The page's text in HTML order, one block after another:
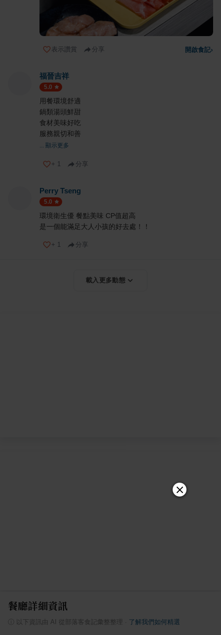
表示讚賞 分享 開啟食記›
福晉吉祥
5.0
用餐環境舒適
鍋類湯頭鮮甜
食材美味好吃
服務親切和善
... 顯示更多
+ 1 分享
Perry Tseng
5.0
環境衛生優 餐點美味 CP值超高
是一個能滿足大人小孩的好去處！！
+ 1 分享
載入更多動態
餐廳詳細資訊
ⓘ 以下資訊由 AI 從部落客食記彙整整理 了解我們如何精選